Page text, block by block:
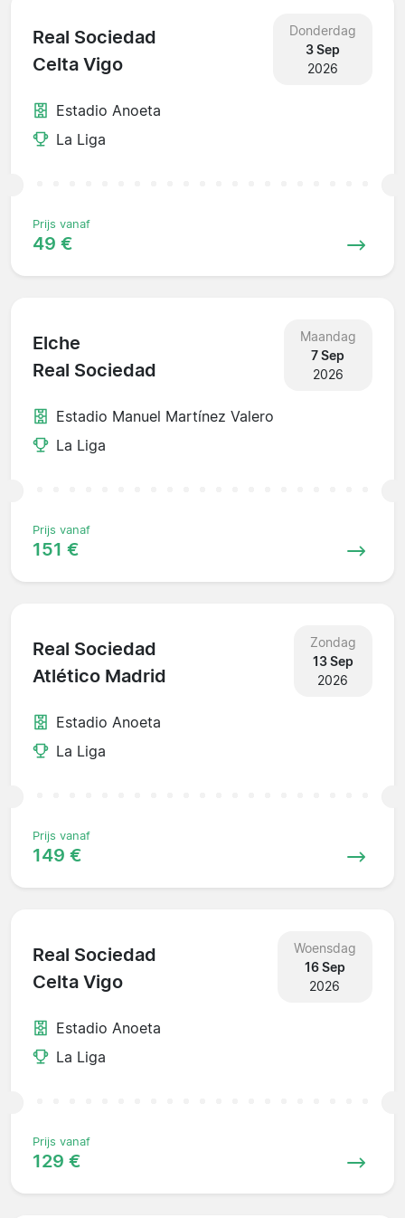
Real Sociedad
Celta Vigo
Donderdag
3 Sep
2026
Estadio Anoeta
La Liga
Prijs vanaf
49 €
Elche
Real Sociedad
Maandag
7 Sep
2026
Estadio Manuel Martínez Valero
La Liga
Prijs vanaf
151 €
Real Sociedad
Atlético Madrid
Zondag
13 Sep
2026
Estadio Anoeta
La Liga
Prijs vanaf
149 €
Real Sociedad
Celta Vigo
Woensdag
16 Sep
2026
Estadio Anoeta
La Liga
Prijs vanaf
129 €